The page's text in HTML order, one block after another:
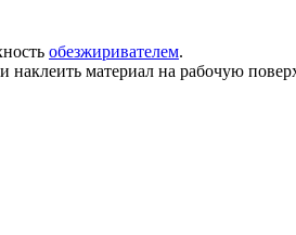
обезжиривателем.
материал на рабочую